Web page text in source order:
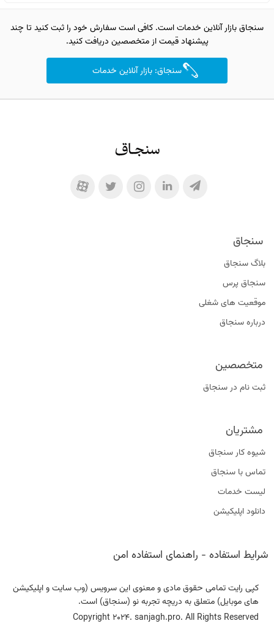
سنجاق بازار آنلاین خدمات است. کافی است سفارش خود را ثبت کنید تا چند
پیشنهاد قیمت از متخصصین دریافت کنید.
سنجاق: بازار آنلاین خدمات
سنجاق
بلاگ سنجاق
سنجاق پرس
موقعیت‌ های شغلی
درباره سنجاق
متخصصین
ثبت نام در سنجاق
مشتریان
شیوه کار سنجاق
تماس با سنجاق
لیست خدمات
دانلود اپلیکیشن
کپی رایت تمامی حقوق مادی و معنوی این سرویس (وب سایت و اپلیکیشن
های موبایل) متعلق به دریچه تجربه نو (سنجاق) است.
Copyright 2024. sanjagh.pro. All Rights Reserved
شرایط استفاده - راهنمای استفاده امن